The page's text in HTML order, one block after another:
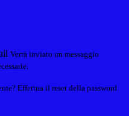
Verrà inviato un messaggio
Effettua il reset della password